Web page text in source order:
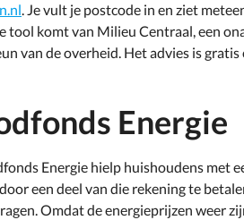
. Je vult je postcode in en ziet
tool komt van Milieu Centraal, een
van de overheid. Het advies is gratis
Energie
Energie hielp huishoudens met
een deel van die rekening te
Omdat de energieprijzen weer